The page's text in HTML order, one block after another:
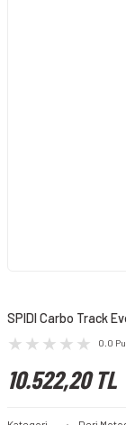
SPIDI Carbo Track
0.0
10.522,20 TL